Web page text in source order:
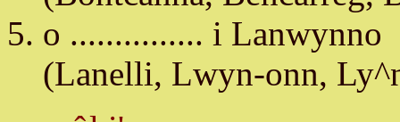
o ............... i Lanwynno
(Lanelli, Lwyn-onn,